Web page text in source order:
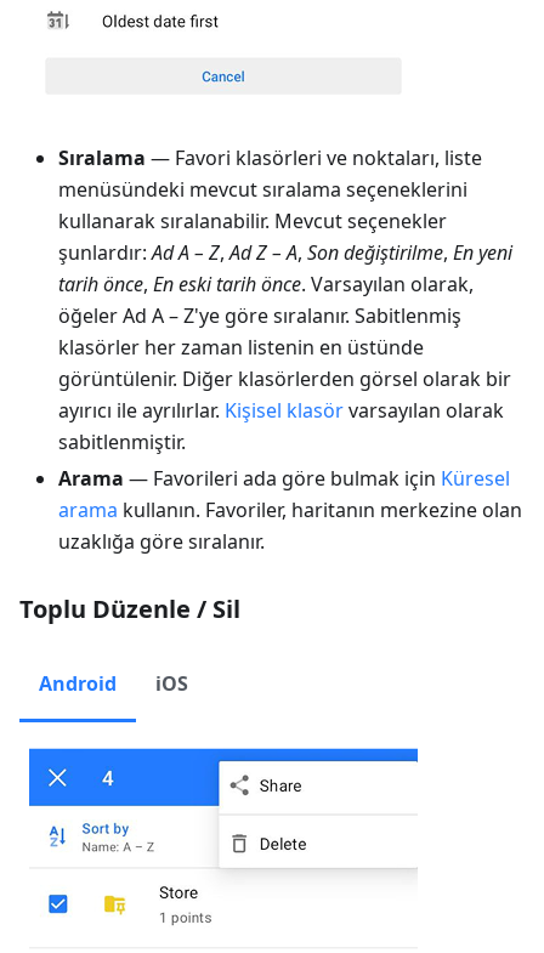
Sıralama — Favori klasörleri ve noktaları, liste
menüsündeki mevcut sıralama seçeneklerini
kullanarak sıralanabilir. Mevcut seçenekler
şunlardır:Ad A – Z,Ad Z – A, Son değiştirilme, En yeni
tarih önce, En eski tarih önce. Varsayılan olarak,
öğeler Ad A – Z'ye göre sıralanır. Sabitlenmiş
klasörler her zaman listenin en üstünde
görüntülenir. Diğer klasörlerden görsel olarak bir
ayırıcı ile ayrılırlar. Kişisel klasörvarsayılan olarak
sabitlenmiştir.
Arama — Favorileri ada göre bulmak için Küresel
arama kullanın. Favoriler, haritanın merkezine olan
uzaklığa göre sıralanır.
Toplu Düzenle / Sil
Android iOS